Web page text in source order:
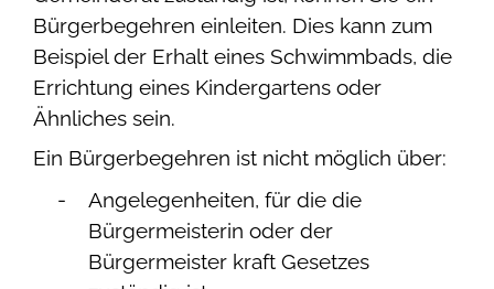
Bürgerbegehren einleiten. Dies kann zum
Beispielder Erhalt eines Schwimmbads, die
Errichtung eines Kindergartens oder
Ähnliches sein.
Ein Bürgerbegehren ist nicht möglich über:
Angelegenheiten, für die die
Bürgermeisterin oder der
Bürgermeister kraft Gesetzes